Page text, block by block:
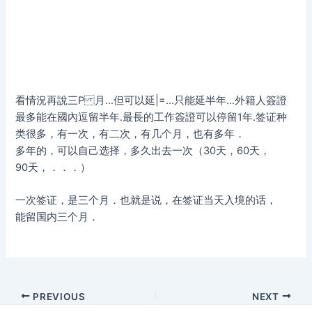
看情況再說三P 月…但可以延|=…只能延半年…外籍人簽證
最多能在國內逗留半年.最長的工作簽證可以停留1年.签证种
类很多，有一次，有二次，有几个月，也有多年．
多年的，可以自己选择，多久出去一次（30天，60天，
90天，．．．）
一次签证，是三个月．也就是说，在签证当天入境的话，
能留国内三个月．
Post
PREVIOUS NEXT